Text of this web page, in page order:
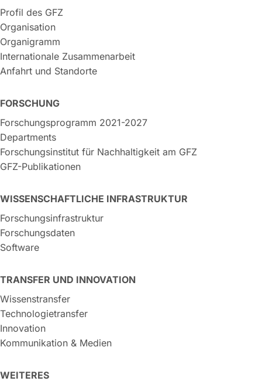
Profil des GFZ
Organisation
Organigramm
Internationale Zusammenarbeit
Anfahrt und Standorte
FORSCHUNG
Forschungsprogramm 2021-2027
Departments
Forschungsinstitut für Nachhaltigkeit am GFZ
GFZ-Publikationen
WISSENSCHAFTLICHE INFRASTRUKTUR
Forschungsinfrastruktur
Forschungsdaten
Software
TRANSFER UND INNOVATION
Wissenstransfer
Technologietransfer
Innovation
Kommunikation & Medien
WEITERES